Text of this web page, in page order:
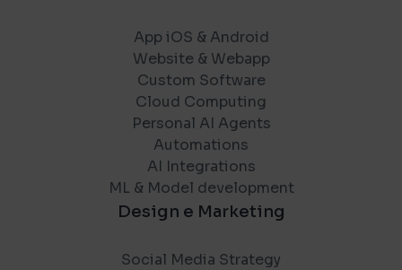
App iOS & Android
Website & Webapp
Custom Software
Cloud Computing
Personal AI Agents
Automations
AI Integrations
ML & Model development
Design e Marketing
Social Media Strategy